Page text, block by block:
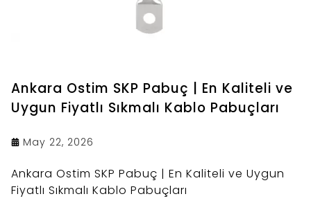
Ankara Ostim SKP Pabuç | En Kaliteli ve
Uygun Fiyatlı Sıkmalı Kablo Pabuçları
May 22, 2026
Ankara Ostim SKP Pabuç | En Kaliteli ve Uygun
Fiyatlı Sıkmalı Kablo Pabuçları